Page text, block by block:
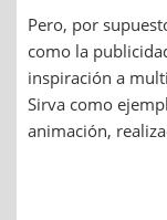
Pero, por
como la
inspiración a
Sirva como
animación,